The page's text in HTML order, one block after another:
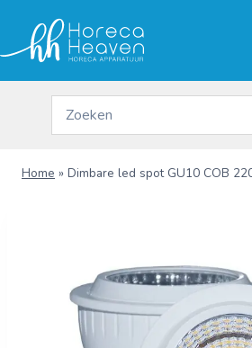
inhoud
Home » Dimbare led spot GU10 COB